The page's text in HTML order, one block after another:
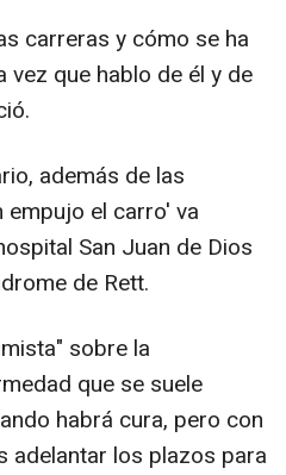
carreras y cómo se ha
vez que hablo de él y de
además de las
empujo el carro' va
San Juan de Dios
de Rett.
sobre la
que se suele
habrá cura, pero con
adelantar los plazos para